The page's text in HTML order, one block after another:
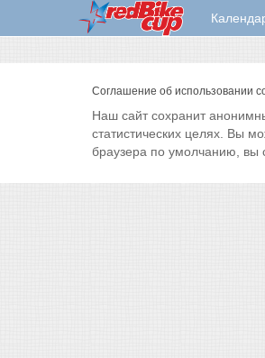
Соглашение об использовании
Наш сайт сохранит
статистических целях. Вы
браузера по умолчанию, вы